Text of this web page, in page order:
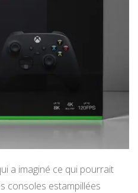
a imaginé ce qui pourrait
consoles estampillées